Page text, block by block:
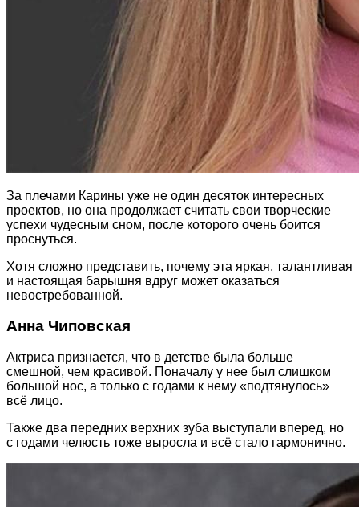
За плечами Карины уже не один десяток интересных
проектов, но она продолжает считать свои творческие
успехи чудесным сном, после которого очень боится
проснуться.
Хотя сложно представить, почему эта яркая, талантливая
и настоящая барышня вдруг может оказаться
невостребованной.
Анна Чиповская
Актриса признается, что в детстве была больше
смешной, чем красивой. Поначалу у нее был слишком
большой нос, а только с годами к нему «подтянулось»
всё лицо.
Также два передних верхних зуба выступали вперед, но
с годами челюсть тоже выросла и всё стало гармонично.